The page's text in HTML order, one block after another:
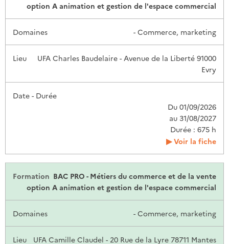
option A animation et gestion de l'espace commercial
- Commerce, marketing
UFA Charles Baudelaire - Avenue de la Liberté 91000
Evry
Du 01/09/2026
au 31/08/2027
Durée : 675 h
Voir la fiche
BAC PRO - Métiers du commerce et de la vente
option A animation et gestion de l'espace commercial
- Commerce, marketing
UFA Camille Claudel - 20 Rue de la Lyre 78711 Mantes